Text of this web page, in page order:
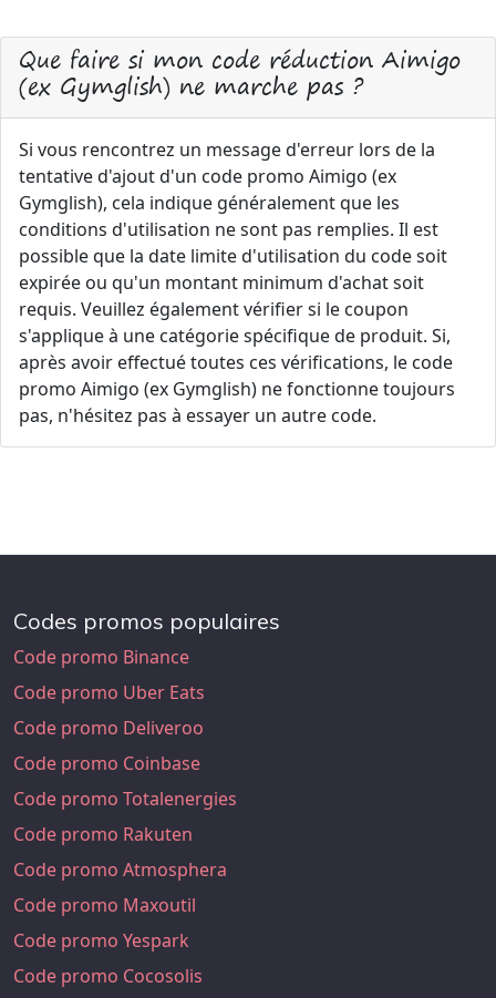
Que faire si mon code réduction Aimigo
(ex Gymglish) ne marche pas ?
Si vous rencontrez un message d'erreur lors de la
tentative d'ajout d'un code promo Aimigo (ex
Gymglish), cela indique généralement que les
conditions d'utilisation ne sont pas remplies. Il est
possible que la date limite d'utilisation du code soit
expirée ou qu'un montant minimum d'achat soit
requis. Veuillez également vérifier si le coupon
s'applique à une catégorie spécifique de produit. Si,
après avoir effectué toutes ces vérifications, le code
promo Aimigo (ex Gymglish) ne fonctionne toujours
pas, n'hésitez pas à essayer un autre code.
Codes promos populaires
Code promo Binance
Code promo Uber Eats
Code promo Deliveroo
Code promo Coinbase
Code promo Totalenergies
Code promo Rakuten
Code promo Atmosphera
Code promo Maxoutil
Code promo Yespark
Code promo Cocosolis